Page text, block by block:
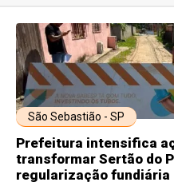
São Sebastião - SP
Prefeitura intensifica
transformar Sertão do
regularização fundiária